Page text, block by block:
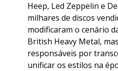
Heep, Led Zeppelin e
milhares de discos
modificaram o cenário
British Heavy Metal,
responsáveis por
unificar os estilos na